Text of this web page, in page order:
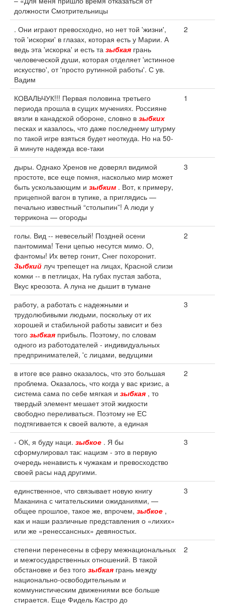
должности Смотрительницы
. Они играют превосходно, но нет той 'жизни',
той 'искорки' в глазах, которая есть у Марии. А
ведь эта 'искорка' и есть та зыбкая грань
человеческой души, которая отделяет 'истинное
искусство', от 'просто рутинной работы'. С ув.
Вадим
2
КОВАЛЬЧУК!!! Первая половина третьего
периода прошла в сущих мучениях. Россияне
вязли в канадской обороне, словно в зыбких
песках и казалось, что даже последнему штурму
по такой игре взяться будет неоткуда. Но на 50-
й минуте надежда все-таки
1
дыры. Однако Хренов не доверял видимой
простоте, все еще помня, насколько мир может
быть ускользающим и зыбким . Вот, к примеру,
прицепной вагон в тупике, а приглядись —
печально известный “столыпин”! А люди у
террикона — огороды
3
голы. Вид -- невеселый! Поздней осени
пантомима! Тени цепью несутся мимо. О,
фантомы! Их ветер гонит, Снег похоронит.
Зыбкий луч трепещет на лицах, Красной слизи
комки -- в петлицах, На губах пустая забота,
Вкус креозота. А луна не дышит в тумане
2
работу, а работать с надежными и
трудолюбивыми людьми, поскольку от их
хорошей и стабильной работы зависит и без
того зыбкая прибыль. Поэтому, по словам
одного из работодателей - индивидуальных
предпринимателей, 'с лицами, ведущими
3
в итоге все равно оказалось, что это большая
проблема. Оказалось, что когда у вас кризис, а
система сама по себе мягкая и зыбкая , то
твердый элемент мешает этой жидкости
свободно переливаться. Поэтому не ЕС
подтягивается к своей валюте, а единая
2
- ОК, я буду наци. зыбкое . Я бы
сформулировал так: нацизм - это в первую
очередь ненависть к чужакам и превосходство
своей расы над другими.
3
единственное, что связывает новую книгу
Маканина с читательскими ожиданиями, —
общее прошлое, такое же, впрочем, зыбкое ,
как и наши различные представления о «лихих»
или же «ренессансных» девяностых.
3
степени перенесены в сферу межнациональных
и межгосударственных отношений. В такой
обстановке и без того зыбкая грань между
национально-освободительным и
коммунистическим движениями все больше
стирается. Еще Фидель Кастро до
2